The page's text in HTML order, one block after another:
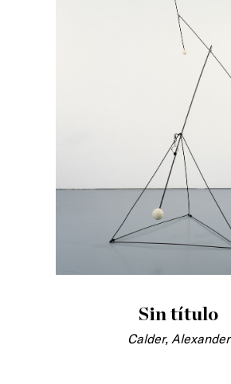
Sin título
Calder, Alexander